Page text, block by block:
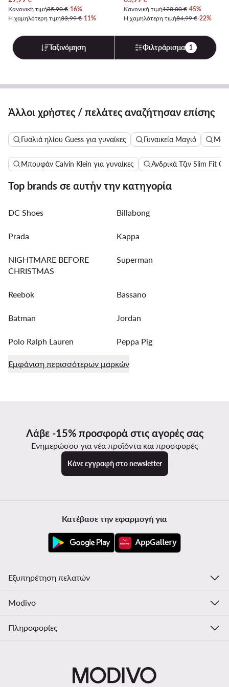
Κανονική τιμή35,90 €-16%
Η χαμηλότερη τιμή33,99 €-11%
Κανονική τιμή120,00 €-45%
Η χαμηλότερη τιμή84,99 €-22%
Ταξινόμηση Φιλτράρισμα 1
Άλλοι χρήστες / πελάτες αναζήτησαν επίσης
Γυαλιά ηλίου Guess για γυναίκες Γυναικεία Μαγιό
Μπουφάν Calvin Klein για γυναίκες Ανδρικά Τζιν Slim Fit
Top brands σε αυτήν την κατηγορία
DC Shoes Billabong
Prada Kappa
NIGHTMARE BEFORE
CHRISTMAS
Superman
Reebok Bassano
Batman Jordan
Polo Ralph Lauren Peppa Pig
Εμφάνιση περισσότερων μαρκών
Λάβε -15% προσφορά στις αγορές σας
Ενημερώσου για νέα προϊόντα και προσφορές
Κάνε εγγραφή στο newsletter
Κατέβασε την εφαρμογή για
Εξυπηρέτηση πελατών
Modivo
Πληροφορίες